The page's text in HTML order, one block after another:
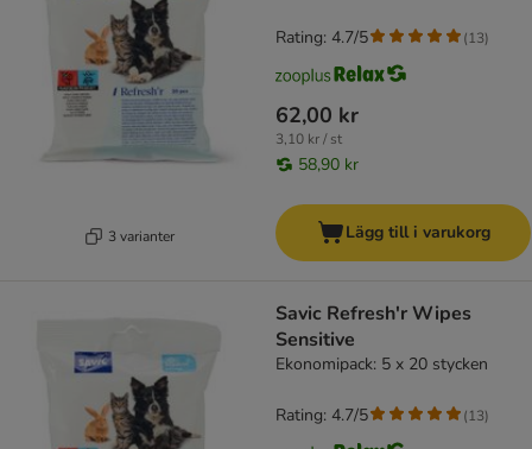
3 varianter
62,00 kr
3,10 kr / st
58,90 kr
Rating: 4.7/5 (13)
Lägg till i varukorg
Savic Refresh'r Wipes
Sensitive
Ekonomipack: 5 x 20 stycken
Rating: 4.7/5 (13)